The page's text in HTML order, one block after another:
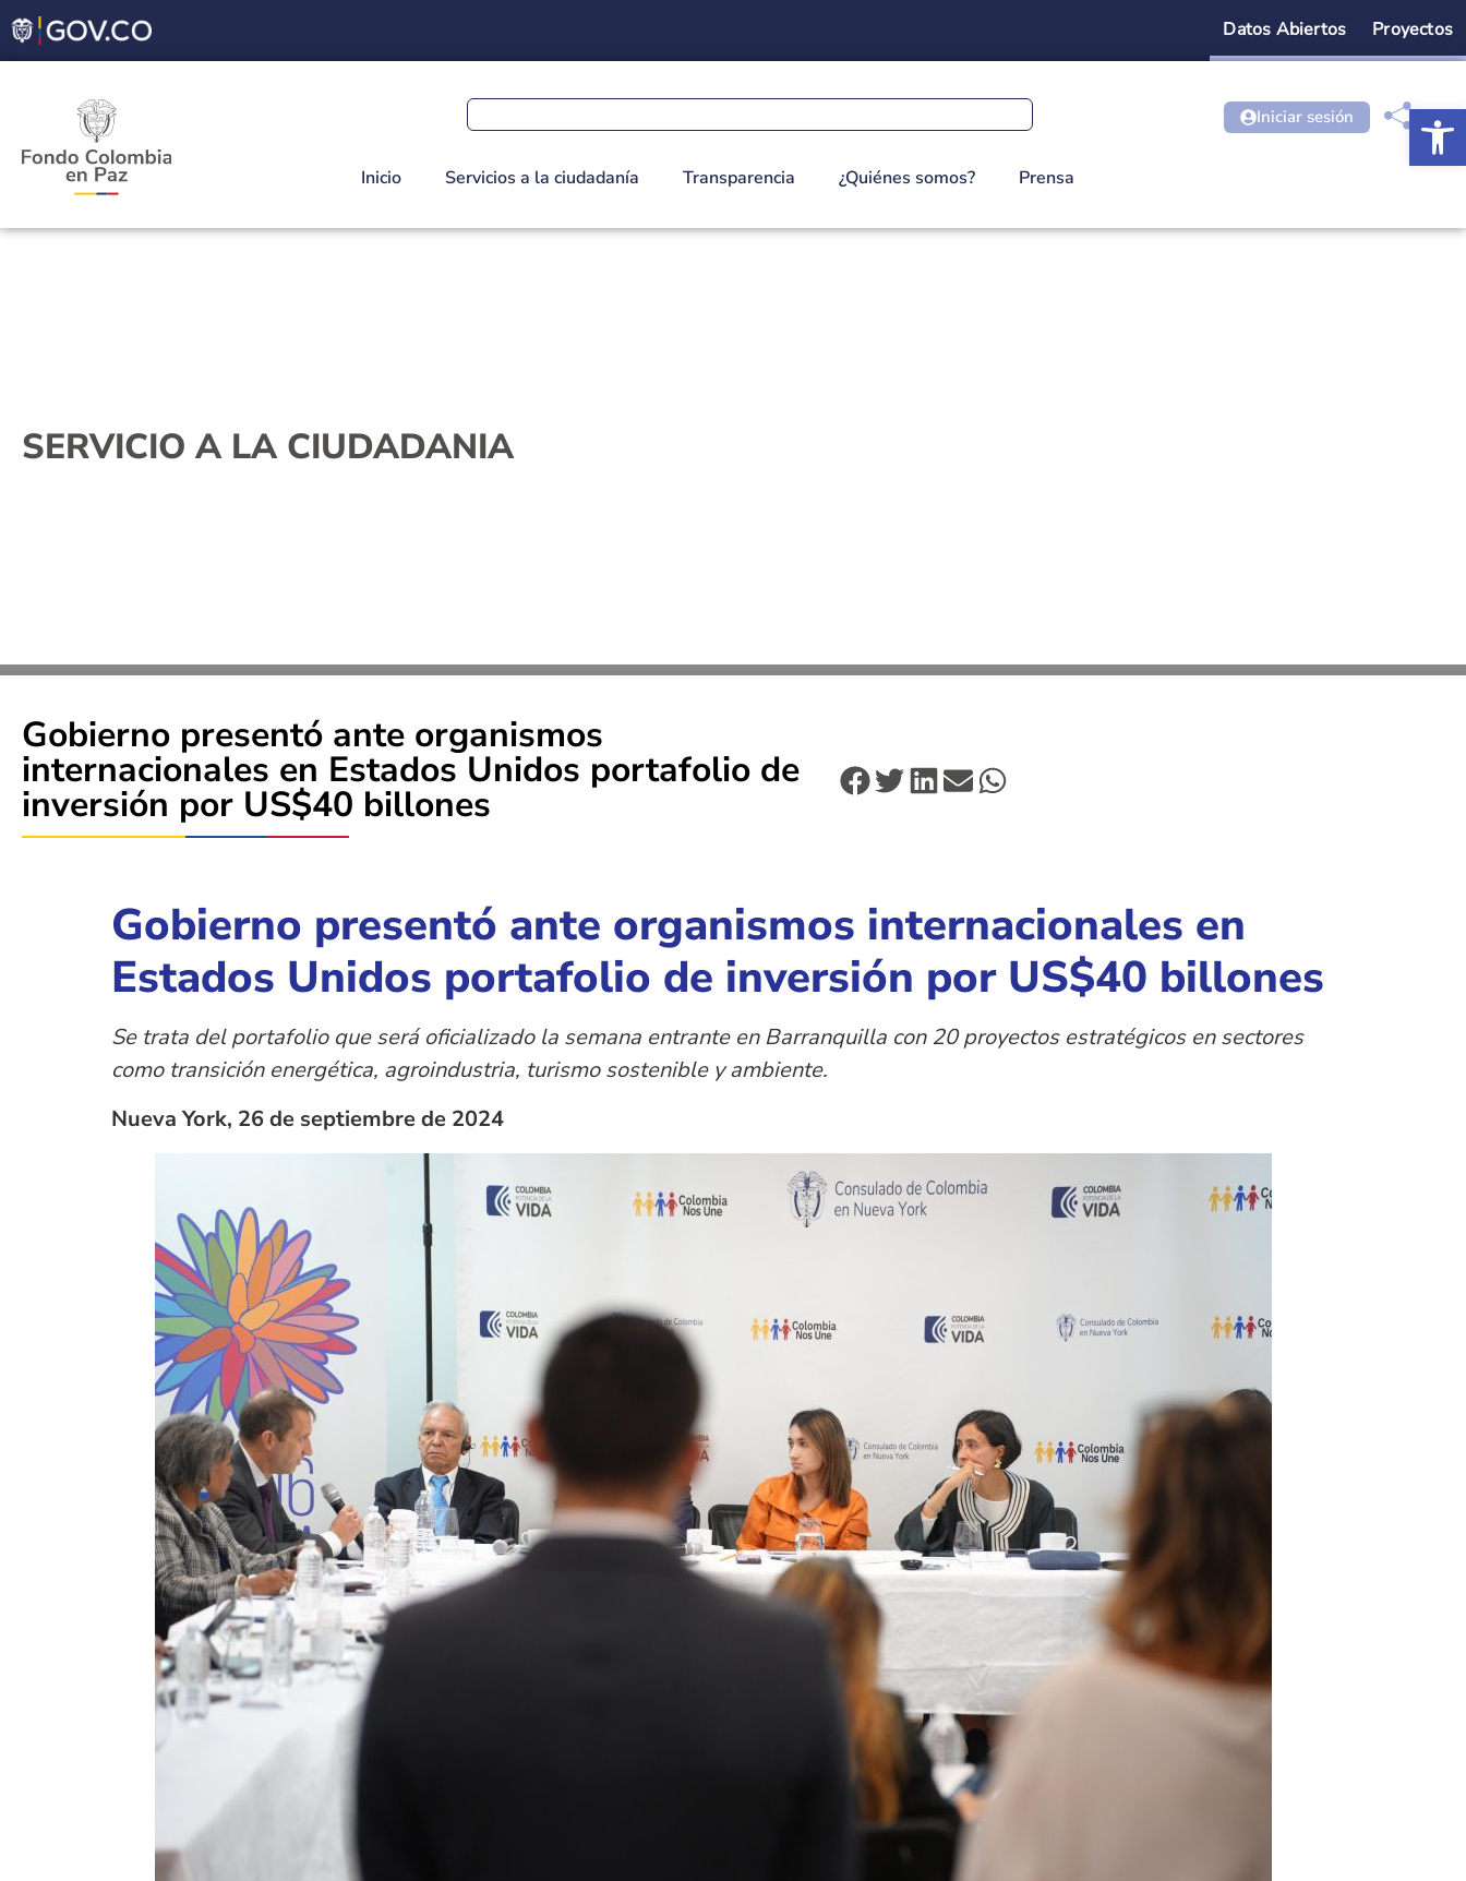
Datos Abiertos Proyectos
Inicio Servicios a la ciudadanía Transparencia ¿Quiénes somos? Prensa
Iniciar sesión
SERVICIO A LA CIUDADANIA
Gobierno presentó ante organismos
internacionales en Estados Unidos portafolio de
inversión por US$40 billones
Gobierno presentó ante organismos internacionales en
Estados Unidos portafolio de inversión por US$40 billones
Se trata del portafolio que será oficializado la semana entrante en Barranquilla con 20 proyectos estratégicos en sectores
como transición energética, agroindustria, turismo sostenible y ambiente.
Nueva York, 26 de septiembre de 2024